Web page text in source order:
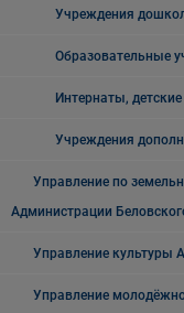
Учреждения
Образовательные
Интернаты,
Учреждения
Управление по
Администрации
Управление культуры
Управление